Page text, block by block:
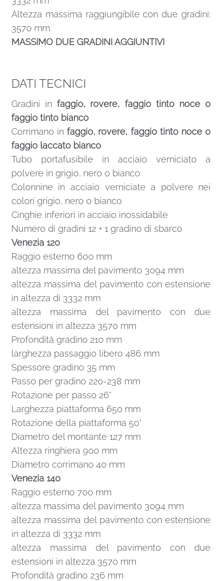
Altezza massima raggiungibile con due gradini:
3570 mm
MASSIMO DUE GRADINI AGGIUNTIVI
DATI TECNICI
Gradini infaggio, rovere, faggio tinto noce o
faggio tinto bianco
Corrimano infaggio, rovere, faggio tinto noce o
faggio laccato bianco
Tubo portafusibile in acciaio verniciato a
polvere in grigio, nero o bianco
Colonnine in acciaio verniciate a polvere nei
colori grigio, nero o bianco
Cinghie inferiori in acciaio inossidabile
Numero di gradini 12 + 1 gradino di sbarco
Venezia 120
Raggio esterno 600 mm
altezza massima del pavimento 3094 mm
altezza massima del pavimento con estensione
in altezza di 3332 mm
altezza massima del pavimento con due
estensioni in altezza 3570 mm
Profondità gradino 210 mm
larghezza passaggio libero 486 mm
Spessore gradino 35 mm
Passo per gradino 220-238 mm
Rotazione per passo 26°
Larghezza piattaforma 650 mm
Rotazione della piattaforma 50°
Diametro del montante 127 mm
Altezza ringhiera 900 mm
Diametro corrimano 40 mm
Venezia 140
Raggio esterno 700 mm
altezza massima del pavimento 3094 mm
altezza massima del pavimento con estensione
in altezza di 3332 mm
altezza massima del pavimento con due
estensioni in altezza 3570 mm
Profondità gradino 236 mm